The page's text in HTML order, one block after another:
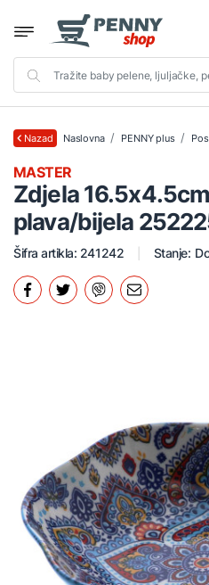
Nazad Naslovna PENNY plus
Zdjela
plava/bijela
MASTER
Šifra artikla: 241242 Stanje: